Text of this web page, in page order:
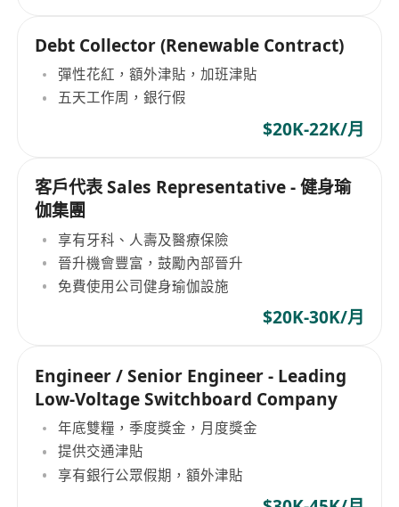
Debt Collector (Renewable Contract)
彈性花紅，額外津貼，加班津貼
五天工作周，銀行假
$20K-22K/月
客戶代表 Sales Representative - 健身瑜
伽集團
享有牙科、人壽及醫療保險
晉升機會豐富，鼓勵內部晉升
免費使用公司健身瑜伽設施
$20K-30K/月
Engineer / Senior Engineer - Leading
Low-Voltage Switchboard Company
年底雙糧，季度獎金，月度獎金
提供交通津貼
享有銀行公眾假期，額外津貼